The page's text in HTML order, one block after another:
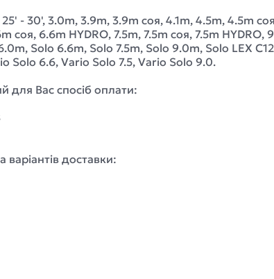
- 30', 3.0m, 3.9m, 3.9m соя, 4.1m, 4.5m, 4.5m
соя, 6.6m HYDRO, 7.5m, 7.5m соя, 7.5m
Solo 6.6m, Solo 7.5m, Solo 9.0m, Solo LEX
Solo 6.6, Vario Solo 7.5, Vario Solo 9.0.
для Вас спосіб оплати:
доставки: